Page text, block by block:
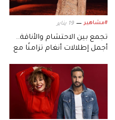
#مشاهير 19 يناير
تجمع بين الاحتشام والأناقة..
أجمل إطلالات أنغام تزامنًا مع